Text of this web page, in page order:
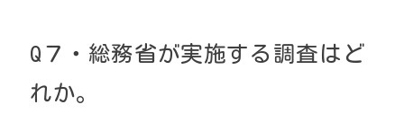
Q７・総務省が実施する調査はど
れか。